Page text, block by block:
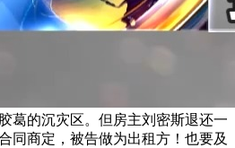
葛的沉灾区。但房主刘密斯退还一
同商定，被告做为出租方！也要及